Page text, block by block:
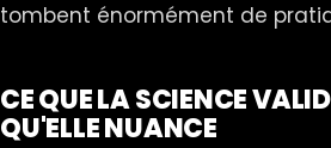
tombent énormément de
CE QUE LA SCIENCE
QU'ELLE NUANCE